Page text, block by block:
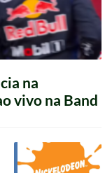
na
vivo na Band